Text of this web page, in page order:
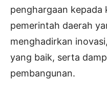
penghargaan kepada
pemerintah daerah
menghadirkan
yang baik, serta
pembangunan.